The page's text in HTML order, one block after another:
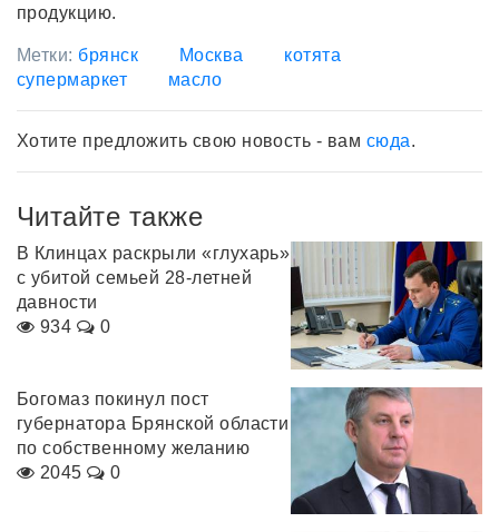
продукцию.
Метки: брянск Москва
котята
супермаркет
масло
Хотите предложить свою новость - вам сюда.
Читайте также
В Клинцах раскрыли «глухарь»
с убитой семьей 28-летней
давности
934
0
Богомаз покинул пост
губернатора Брянской области
по собственному желанию
2045
0